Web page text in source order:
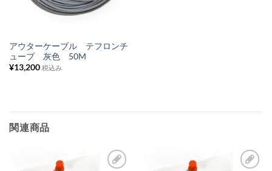
アウターケーブル テフロンチ
ューブ 灰色 50M
¥13,200 税込み
関連商品